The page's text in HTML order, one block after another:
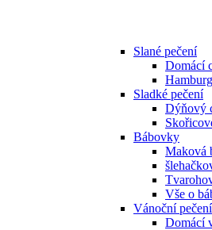
Slané pečení
Domácí
Sladké pečení
Dýňový
Bábovky
Maková
Vše o
Vánoční pečení
Domácí